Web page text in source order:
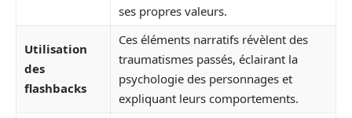
ses propres valeurs.
Utilisation
des
flashbacks
Ces éléments narratifs révèlent des
traumatismes passés, éclairant la
psychologie des personnages et
expliquant leurs comportements.